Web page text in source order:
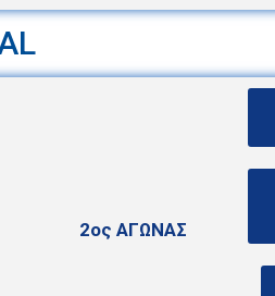
2ος ΑΓΩΝΑΣ